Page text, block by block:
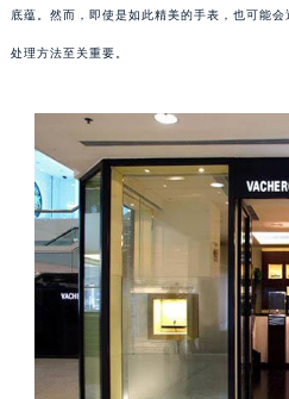
底蕴。然而，即使是如此精美的手表，也可能
处理方法至关重要。